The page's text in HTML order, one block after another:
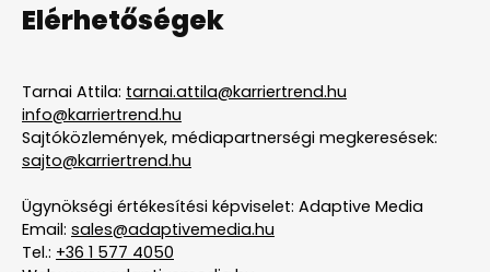
Elérhetőségek
Tarnai Attila: tarnai.attila@karriertrend.hu
info@karriertrend.hu
Sajtóközlemények, médiapartnerségi megkeresések:
sajto@karriertrend.hu
Ügynökségi értékesítési képviselet: Adaptive Media
Email: sales@adaptivemedia.hu
Tel.: +36 1 577 4050